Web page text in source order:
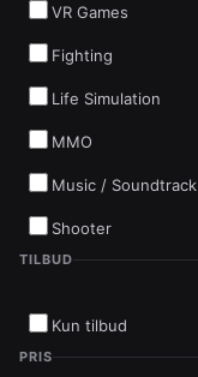
VR Games
Fighting
Life Simulation
MMO
Music / Soundtrack
Shooter
TILBUD
Kun tilbud
PRIS